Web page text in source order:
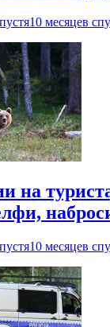
10 месяцев
на
10 месяцев